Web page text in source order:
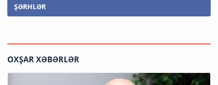
ŞƏRHLƏR
OXŞAR XƏBƏRLƏR